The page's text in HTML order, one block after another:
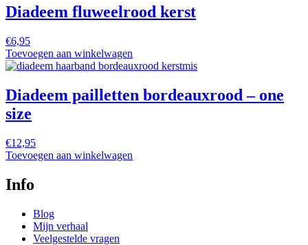
Diadeem fluweelrood kerst
€6,95
Toevoegen aan winkelwagen
Diadeem pailletten bordeauxrood – one
size
€12,95
Toevoegen aan winkelwagen
Info
Blog
Mijn verhaal
Veelgestelde vragen